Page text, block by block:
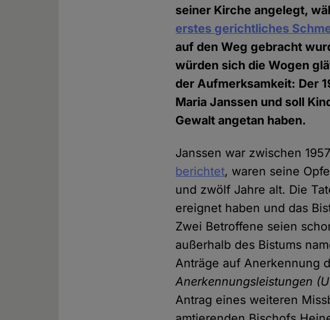
seiner Kirche angelegt,
erstes gerichtliches
auf den Weg gebracht
würden sich die Wogen
der Aufmerksamkeit: Der
Maria Janssen und soll
Gewalt angetan haben.
Janssen war zwischen
berichtet, waren seine
und zwölf Jahre alt. Die
ereignet haben und das
Zwei Betroffene seien
außerhalb des Bistums
Anträge auf Anerkennung
Anerkennungsleistungen
Antrag eines weiteren